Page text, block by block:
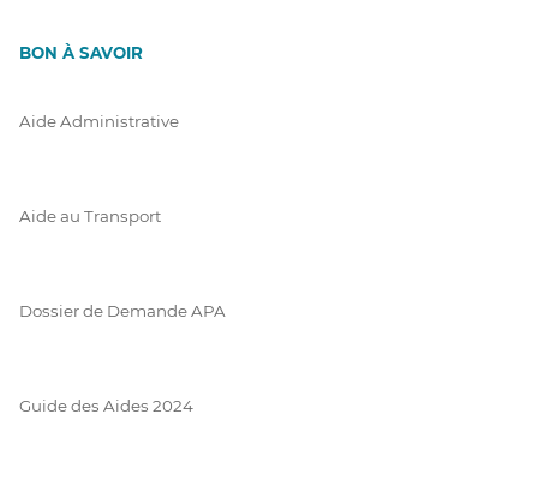
BON À SAVOIR
Aide Administrative
Aide au Transport
Dossier de Demande APA
Guide des Aides 2024